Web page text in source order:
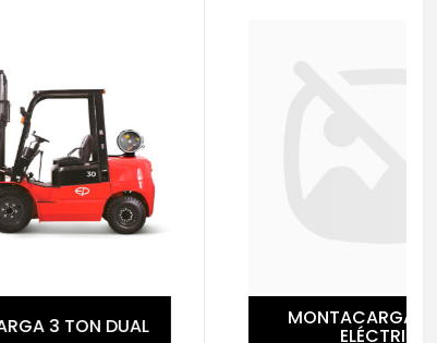
MONTACARGA 2.5 TON